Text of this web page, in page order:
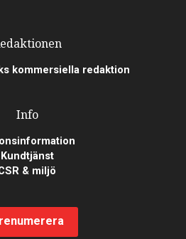
kommersiella redaktion
Info
Kundtjänst
& miljö